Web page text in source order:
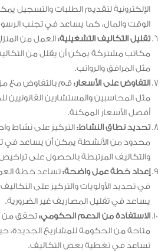
الإلكترونية لتقديم الطلبات والتسجيل
الوقت والمال، كما يساعد في تجنب
تقليل التكاليف التشغيلية: العمل من
مكاتب مشتركة يمكن أن يقلل من
مثل المرافق والرواتب.
التفاوض على الأسعار:قم بالتفاوض مع
مثل المحاسبين والمستشارين
أفضل الأسعار الممكنة.
تحديد نطاق النشاط: التركيز على نشاط
محدود من الأنشطة يمكن أن يساعد في
والتكاليف المرتبطة بالحصول على
إعداد خطة عمل واضحة:تساعد خطة
في تحديد الأولويات والتركيز على
يساعد في تقليل المصاريف غير الضرورية.
الاستفادة من الدعم الحكومي:تحقق من
متاحة من الحكومة للمشاريع الجديدة،
تساعد في تغطية بعض التكاليف.